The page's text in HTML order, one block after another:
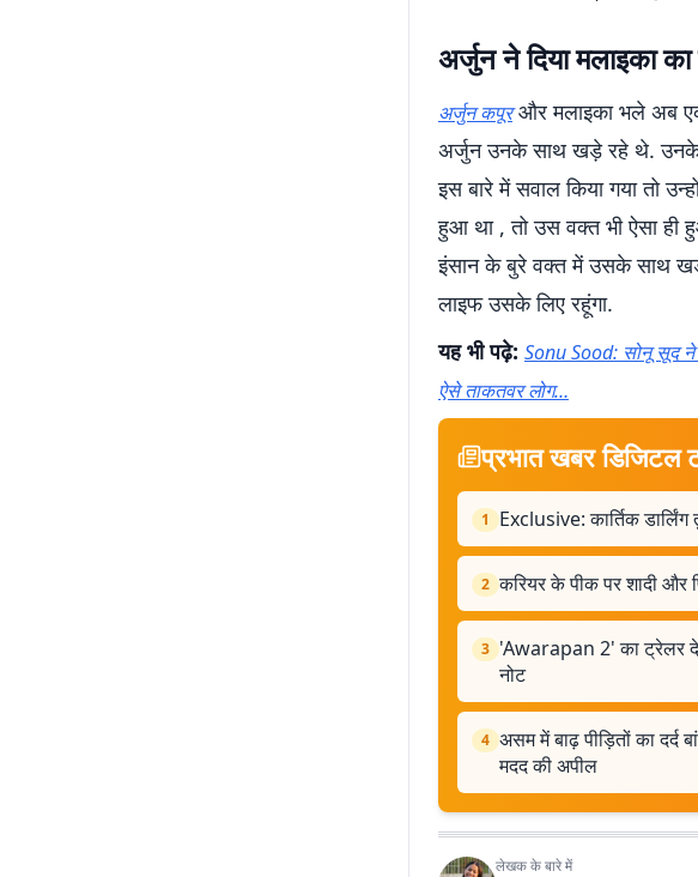
अर्जुन ने दिया मलाइका
अर्जुन कपूरऔर मलाइका भले अब
अर्जुन उनके साथ खड़े रहे थे. उनके
इस बारे में सवाल किया गया तो
हुआ था , तो उस वक्त भी ऐसा ही
इंसान के बुरे वक्त में उसके साथ
लाइफ उसके लिए रहूंगा.
यह भी पढ़े: Sonu Sood: सोनू सूद ने
ऐसे ताकतवर लोग…
प्रभात खबर डिजिटल
1 Exclusive: कार्तिक
2 करियर के पीक पर शादी और
3 'Awarapan 2' का ट्रेलर
नोट
4 असम में बाढ़ पीड़ितों का दर्द
मदद की अपील
लेखक के बारे में